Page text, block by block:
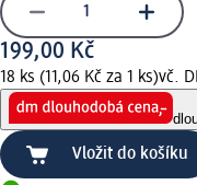
199,00 Kč
18 ks (11,06 Kč za 1 ks)vč.
Vložit do košíku